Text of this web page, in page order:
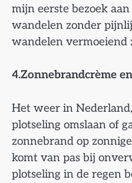
mijn eerste bezoek
wandelen zonder
wandelen vermoeiend
4.Zonnebrandcrème
Het weer in
plotseling omslaan of
zonnebrand op
komt van pas bij
plotseling in de regen